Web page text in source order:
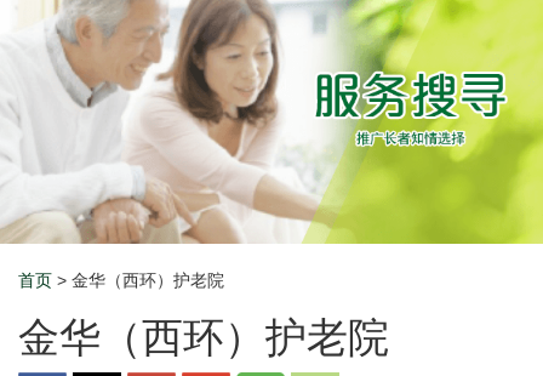
Breadcrumb
首页 > 金华（西环）护老院
金华（西环）护老院